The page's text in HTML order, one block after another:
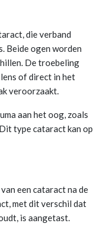
die verband
Beide ogen worden
De troebeling
of direct in het
veroorzaakt.
aan het oog, zoals
type cataract kan op
een cataract na de
met dit verschil dat
is aangetast.